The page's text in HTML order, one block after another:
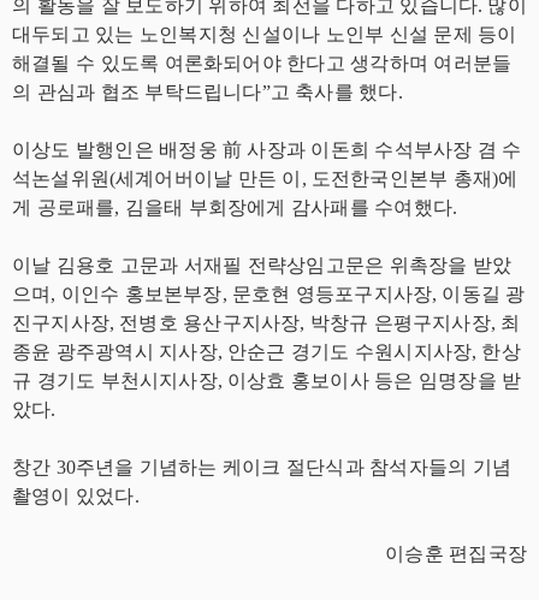
의 활동을 잘 보도하기 위하여 최선을 다하고 있습니다. 많이
대두되고 있는 노인복지청 신설이나 노인부 신설 문제 등이
해결될 수 있도록 여론화되어야 한다고 생각하며 여러분들
의 관심과 협조 부탁드립니다”고 축사를 했다.
이상도 발행인은 배정웅前사장과 이돈희 수석부사장 겸 수
석논설위원(세계어버이날 만든 이 , 도전한국인본부 총재)에
게 공로패를, 김을태 부회장에게 감사패를 수여했다.
이날 김용호 고문과 서재필 전략상임고문은 위촉장을 받았
으며 , 이인수 홍보본부장, 문호현 영등포구지사장, 이동길 광
진구지사장, 전병호 용산구지사장, 박창규 은평구지사장, 최
종윤 광주광역시 지사장, 안순근 경기도 수원시지사장, 한상
규 경기도 부천시지사장, 이상효 홍보이사 등은 임명장을 받
았다.
창간 30주년을 기념하는 케이크 절단식과 참석자들의 기념
촬영이 있었다.
이승훈 편집국장